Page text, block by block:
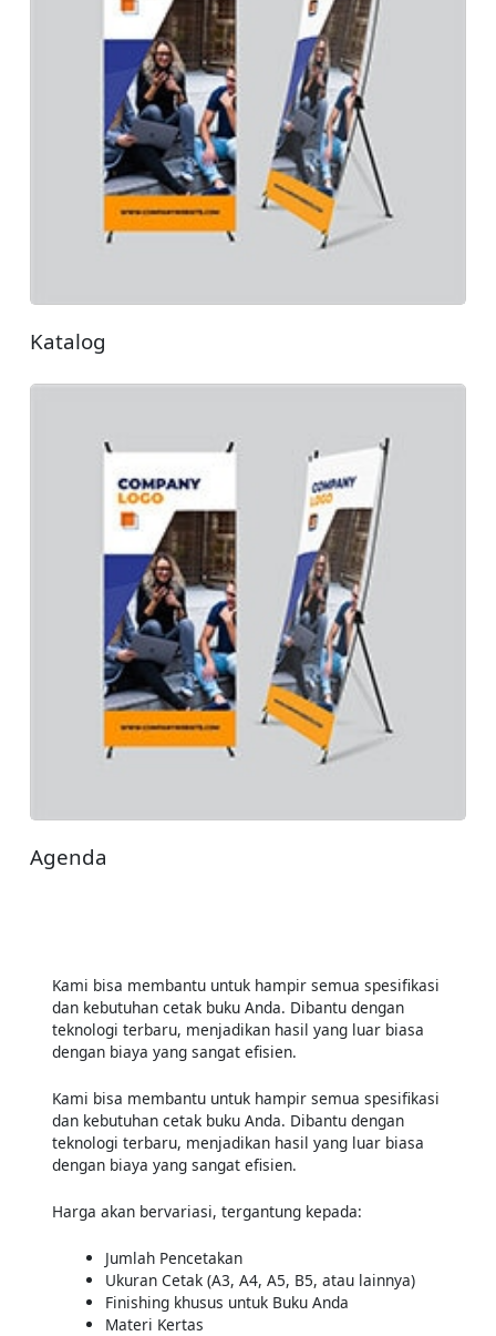
Katalog
Agenda
Kami bisa membantu untuk hampir semua spesifikasi
dan kebutuhan cetak buku Anda. Dibantu dengan
teknologi terbaru, menjadikan hasil yang luar biasa
dengan biaya yang sangat efisien.
Kami bisa membantu untuk hampir semua spesifikasi
dan kebutuhan cetak buku Anda. Dibantu dengan
teknologi terbaru, menjadikan hasil yang luar biasa
dengan biaya yang sangat efisien.
Harga akan bervariasi, tergantung kepada:
Jumlah Pencetakan
Ukuran Cetak (A3, A4, A5, B5, atau lainnya)
Finishing khusus untuk Buku Anda
Materi Kertas